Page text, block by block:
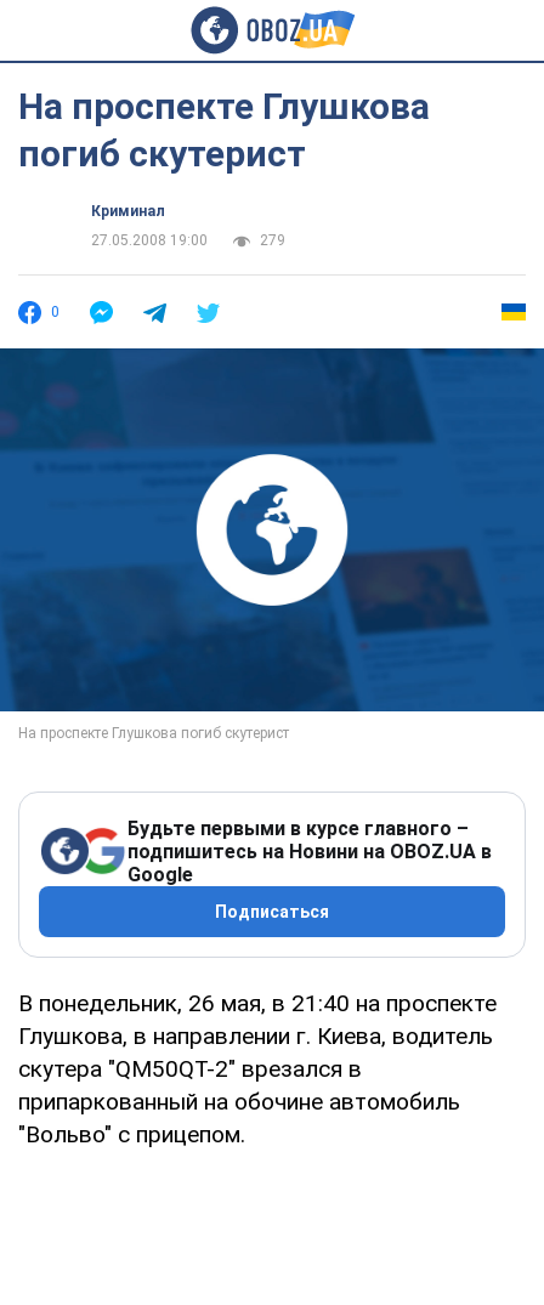
На проспекте Глушкова
погиб скутерист
Криминал
27.05.2008 19:00
279
0
Будьте первыми в курсе главного –
подпишитесь на Новини на OBOZ.UA в
Google
Подписаться
В понедельник, 26 мая, в 21:40 на проспекте
Глушкова, в направлении г. Киева, водитель
скутера "QM50QT-2" врезался в
припаркованный на обочине автомобиль
"Вольво" с прицепом.